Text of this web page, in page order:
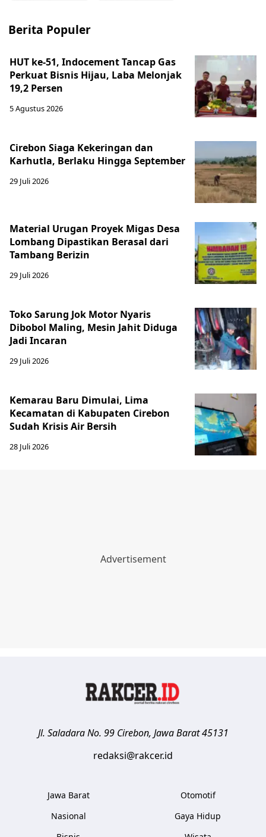
Berita Populer
HUT ke-51, Indocement Tancap Gas
Perkuat Bisnis Hijau, Laba Melonjak
19,2 Persen
5 Agustus 2026
Cirebon Siaga Kekeringan dan
Karhutla, Berlaku Hingga September
29 Juli 2026
Material Urugan Proyek Migas Desa
Lombang Dipastikan Berasal dari
Tambang Berizin
29 Juli 2026
Toko Sarung Jok Motor Nyaris
Dibobol Maling, Mesin Jahit Diduga
Jadi Incaran
29 Juli 2026
Kemarau Baru Dimulai, Lima
Kecamatan di Kabupaten Cirebon
Sudah Krisis Air Bersih
28 Juli 2026
Jl. Saladara No. 99 Cirebon, Jawa Barat 45131
redaksi@rakcer.id
Jawa Barat
Nasional
Otomotif
Gaya Hidup